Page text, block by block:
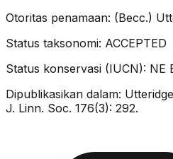
Otoritas penamaan: (Becc.)
Status taksonomi: ACCEPTED
Status konservasi (IUCN): NE
Dipublikasikan dalam:
J. Linn. Soc. 176(3): 292.